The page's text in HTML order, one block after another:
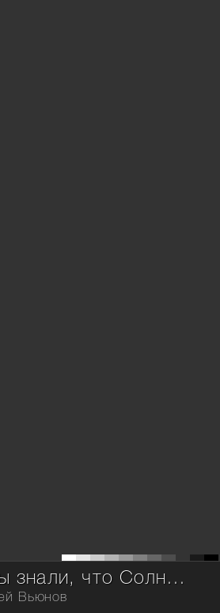
А Вы знали, что Солнце белого цвета? =)
Вьюнов